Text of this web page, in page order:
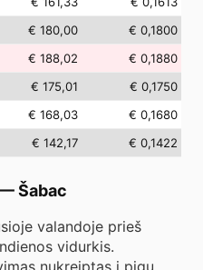
€ 180,00
€ 0,1800
€ 188,02
€ 0,1880
€ 175,01
€ 0,1750
€ 168,03
€ 0,1680
€ 142,17 € 0,1422
Šabac
valandoje prieš
vidurkis.
nukreiptas į pigų